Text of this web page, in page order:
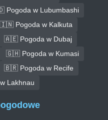
w Lubumbashi
🇮🇳 Pogoda w Kalkuta
🇦🇪 Pogoda w Dubaj
🇬🇭 Pogoda w Kumasi
🇧🇷 Pogoda w Recife
Lakhnau